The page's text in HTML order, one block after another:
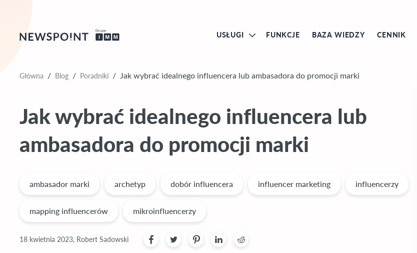
USŁUGI FUNKCJE BAZA WIEDZY CENNIK
Główna / Blog / Poradniki / Jak wybrać idealnego influencera lub ambasadora do promocji marki
Jak wybrać idealnego influencera lub
ambasadora do promocji marki
ambasador marki archetyp dobór influencera influencer marketing influencerzy
mapping influencerów mikroinfluencerzy
18 kwietnia 2023, Robert Sadowski